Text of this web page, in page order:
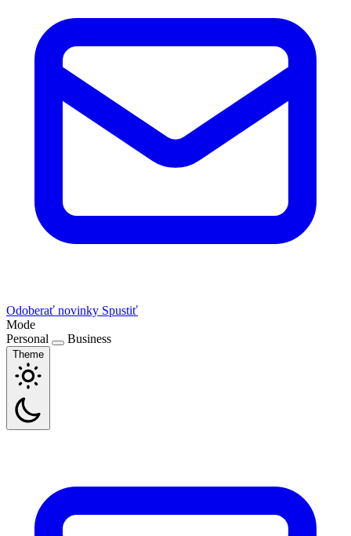
Odoberať novinky Spustiť
Mode
Personal
Business
Theme